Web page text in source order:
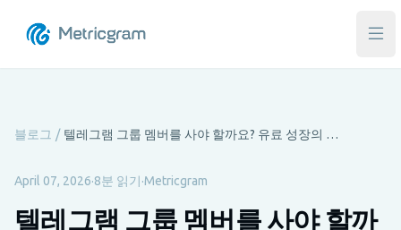
메
블로그 / 텔레그램 그룹 멤버를 사야 할까요? 유료 성장의 진실
April 07, 2026·8분 읽기·Metricgram
텔레그램 그룹 멤버를 사야 할까